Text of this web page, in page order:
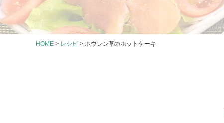
HOME > レシピ > ホウレン草のホットケーキ